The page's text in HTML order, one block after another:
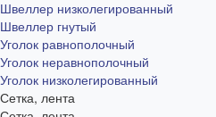
Швеллер низколегированный
Швеллер гнутый
Уголок равнополочный
Уголок неравнополочный
Уголок низколегированный
Сетка, лента